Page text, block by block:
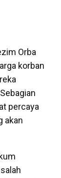
Orba
korban
percaya
akan